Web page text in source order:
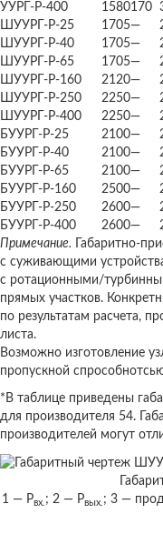
УУРГ-Р-400
1580170
ШУУРГ-Р-25
1705—
ШУУРГ-Р-40
1705—
ШУУРГ-Р-65
1705—
ШУУРГ-Р-160
2120—
ШУУРГ-Р-250
2250—
ШУУРГ-Р-400
2250—
БУУРГ-Р-25
2100—
БУУРГ-Р-40
2100—
БУУРГ-Р-65
2100—
БУУРГ-Р-160
2500—
БУУРГ-Р-250
2600—
БУУРГ-Р-400
2600—
Примечание. Габаритно-
с суживающими
с ротационными/
прямых участков.
по результатам расчета,
листа.
Возможно изготовление
пропускной
*В таблице приведены
для производителя 54.
производителей могут
1 — Рвх. ; 2 — Рвых. ; 3 —